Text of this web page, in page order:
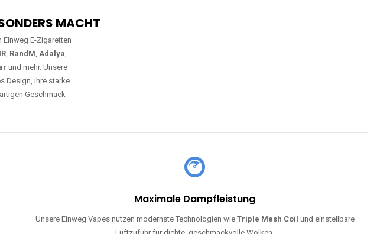
MACHT
Einweg E-Zigaretten
, RandM, Adalya,
und mehr. Unsere
Design, ihre starke
Geschmack
Maximale Dampfleistung
Unsere Einweg Vapes nutzen modernste Technologien wie Triple Mesh Coil und einstellbare